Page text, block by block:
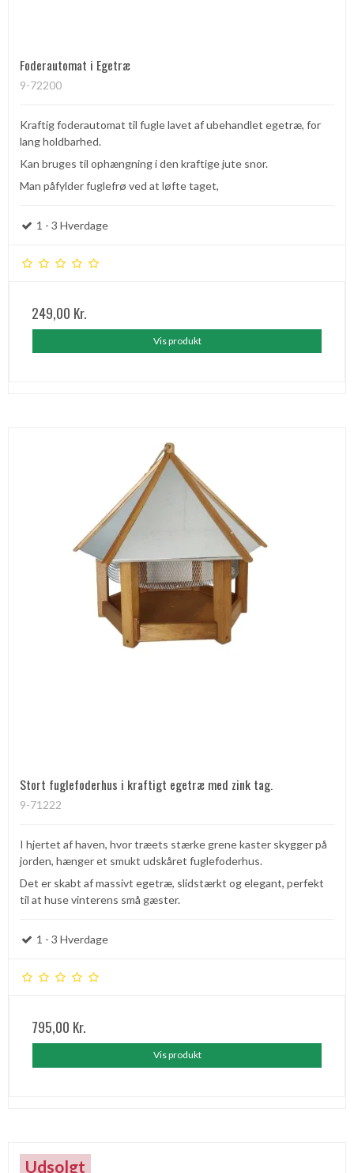
Foderautomat i Egetræ
9-72200
Kraftig foderautomat til fugle lavet af ubehandlet egetræ, for
lang holdbarhed.
Kan bruges til ophængning i den kraftige jute snor.
Man påfylder fuglefrø ved at løfte taget,
1 - 3 Hverdage
249,00 Kr.
Vis produkt
Stort fuglefoderhus i kraftigt egetræ med zink tag.
9-71222
I hjertet af haven, hvor træets stærke grene kaster skygger på
jorden, hænger et smukt udskåret fuglefoderhus.
Det er skabt af massivt egetræ, slidstærkt og elegant, perfekt
til at huse vinterens små gæster.
1 - 3 Hverdage
795,00 Kr.
Vis produkt
Udsolgt